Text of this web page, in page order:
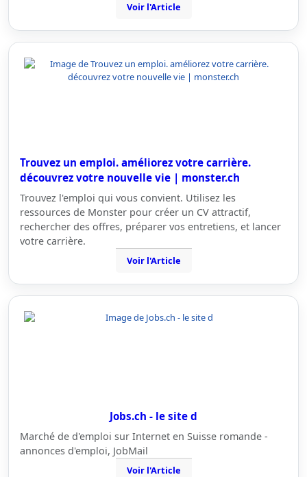
Voir l'Article
Trouvez un emploi. améliorez votre carrière.
découvrez votre nouvelle vie | monster.ch
Trouvez l'emploi qui vous convient. Utilisez les
ressources de Monster pour créer un CV attractif,
rechercher des offres, préparer vos entretiens, et lancer
votre carrière.
Voir l'Article
Jobs.ch - le site d
Marché de d'emploi sur Internet en Suisse romande -
annonces d'emploi, JobMail
Voir l'Article